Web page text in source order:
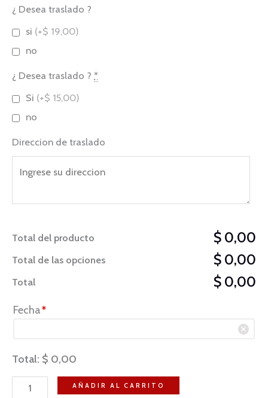
¿ Desea traslado ?
si (+$ 19,00)
no
¿ Desea traslado ? *
Si (+$ 15,00)
no
Direccion de traslado
Total del producto $ 0,00
Total de las opciones $ 0,00
Total $ 0,00
Fecha*
Total: $ 0,00
Tango
(desde
$37,5)
AÑADIR AL CARRITO